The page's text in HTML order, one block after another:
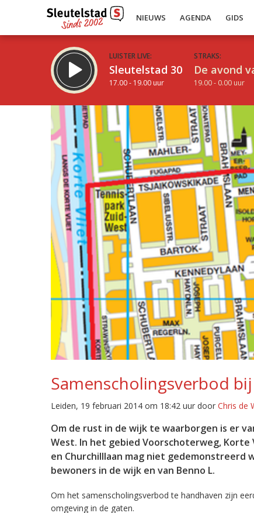
NIEUWS AGENDA GIDS
LUISTER LIVE:
Sleutelstad 30
17.00 - 19.00 uur
STRAKS:
De avond
19.00 - 0.00 uur
Inklappen
Samenscholingsverbod
Leiden, 19 februari 2014 om 18:42 uur door Chris de
Om de rust in de wijk te waarborgen is er
West. In het gebied Voorschoterweg, Korte
en Churchilllaan mag niet gedemonstreerd
bewoners in de wijk en van Benno L.
Om het samenscholingsverbod te handhaven zijn
omgeving in de gaten.